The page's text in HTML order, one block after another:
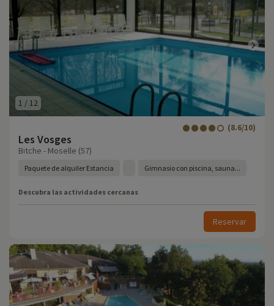
1 / 12
Les Vosges
(8.6/10)
Bitche - Moselle (57)
Paquete de alquiler Estancia Gimnasio con piscina, sauna...
Descubra las actividades cercanas
Reservar